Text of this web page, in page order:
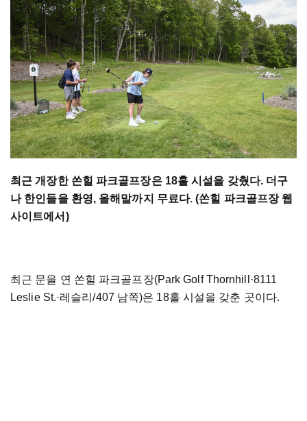
최근 개장한 쏜힐 파크골프장은 18홀 시설을 갖췄다. 더구
나 한인들을 환영, 올해말까지 무료다. (쏜힐 파크골프장 웹
사이트에서)
최근 문을 연 쏜힐 파크골프장(Park Golf Thornhill ·8111
Leslie St.·레슬리/407 남쪽)은 18홀 시설을 갖춘 곳이다.